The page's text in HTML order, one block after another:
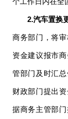
2.汽车置换
商务部门，将
资金建议报市
管部门及时汇
财政部门提出
据商务主管部